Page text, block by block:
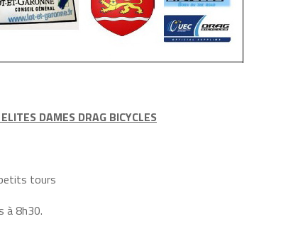
DAMES DRAG BICYCLES
tours
à 8h30.